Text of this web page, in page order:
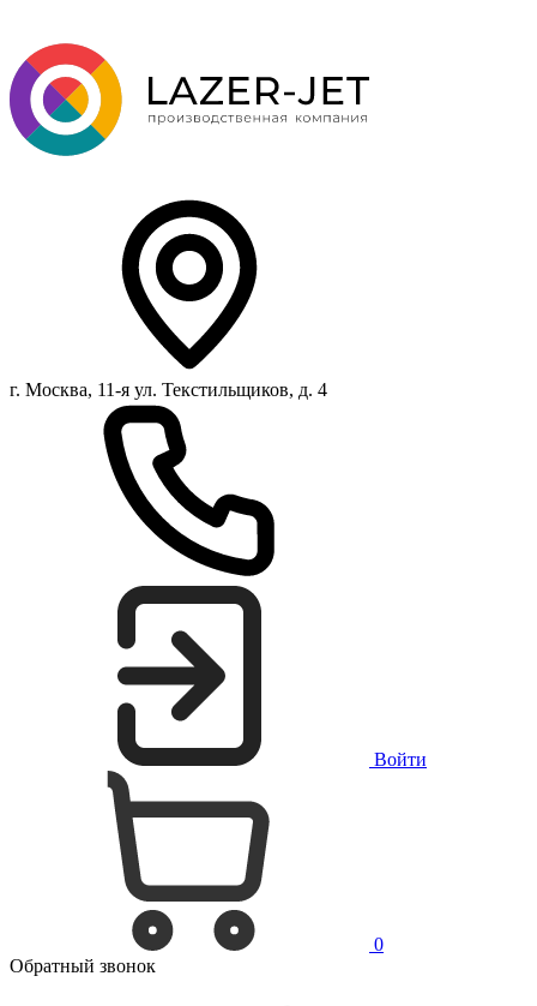
г. Москва, 11-я ул. Текстильщиков, д. 4
Войти
0
Обратный звонок